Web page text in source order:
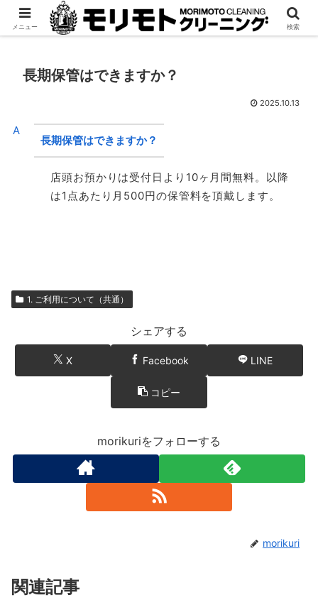
宅配専門「モリクリ」 法人様はこちら
長期保管はできますか？
2025.10.13
A
長期保管はできますか？
店頭お預かりは受付日より10ヶ月間無料。以降
は1点あたり月500円の保管料を頂戴します。
1. ご利用について（共通）
シェアする
X Facebook LINE
コピー
morikuriをフォローする
morikuri
関連記事
メニュー 検索